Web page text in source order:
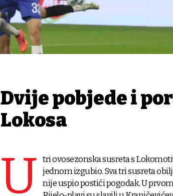
Dvije pobjede i
Lokosa
U tri ovosezonska susreta s
jednom izgubio. Sva tri susreta
nije uspio postići pogodak. U